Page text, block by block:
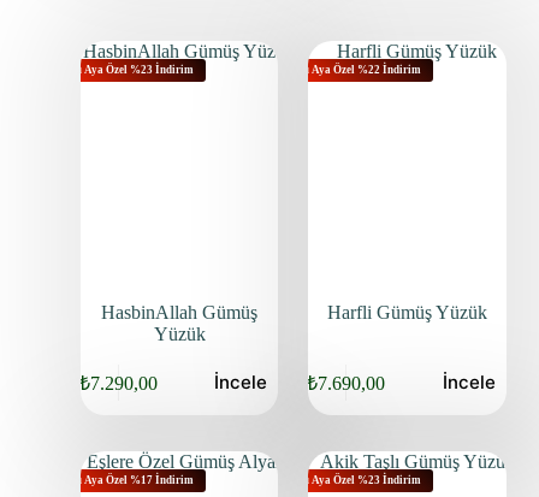
Bu Aya Özel %23 İndirim
HasbinAllah Gümüş
Yüzük
₺7.290,00 İncele
Bu Aya Özel %22 İndirim
Harfli Gümüş Yüzük
₺7.690,00 İncele
Bu Aya Özel %17 İndirim Bu Aya Özel %23 İndirim